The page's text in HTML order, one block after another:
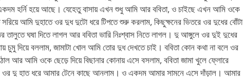
হর্নি হয়ে আছে। যেহেতু বাসায় এখন শুধু আমি আর ববিতা, ও চাইছে এখন আমি ওকে
আমি দুহাতে ওর দুধ দুটো ধরে টিপতে শুরু করলাম, কিছুক্ষনের ভিতরে ওর দুধের বোঁটা
ঘষা দিতে লাগল আর ববিতা ভারি নিঃশ্বাস নিতে লাগল। দু আঙ্গুলে ওর দুই দুধের
চুমু দিয়ে বললাম, জামাটা খোল আমি তোর দুধ দেখতে চাই। ববিতা কোন কথা না বলে ওর
আর আমি ওকে ছেড়ে দিয়ে বিছানার কোনায় এসে বসলাম, ববিতা জামা খুলে ফ্লোরে
ওর দু হাত ধরে আমার টেনে কাছে আনলাম। ও একদম আমার সামনে এসে দাঁড়াল। আমার